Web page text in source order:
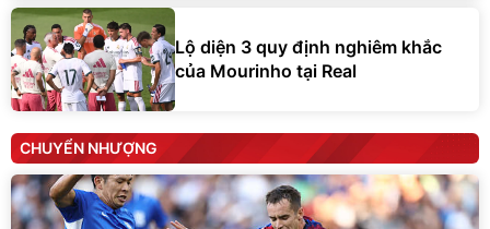
Lộ diện 3 quy định nghiêm khắc
của Mourinho tại Real
CHUYỂN NHƯỢNG